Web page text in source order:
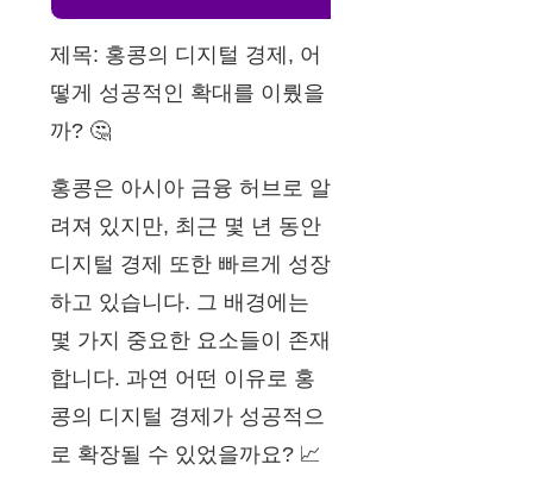
제목: 홍콩의 디지털 경제, 어
떻게 성공적인 확대를 이뤘을
까? 🤔
홍콩은 아시아 금융 허브로 알
려져 있지만, 최근 몇 년 동안
디지털 경제 또한 빠르게 성장
하고 있습니다. 그 배경에는
몇 가지 중요한 요소들이 존재
합니다. 과연 어떤 이유로 홍
콩의 디지털 경제가 성공적으
로 확장될 수 있었을까요? 📈